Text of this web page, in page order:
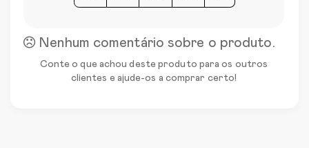
Nenhum comentário sobre o produto.
Conte o que achou deste produto para os outros
clientes e ajude-os a comprar certo!